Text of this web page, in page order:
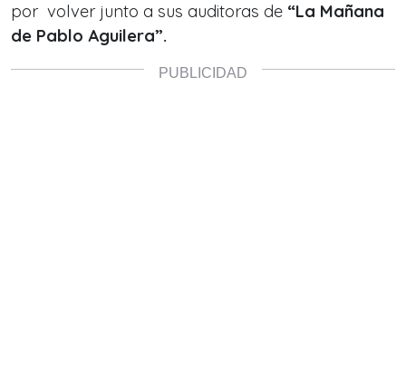
por volver junto a sus auditoras de “La Mañana
de Pablo Aguilera”.